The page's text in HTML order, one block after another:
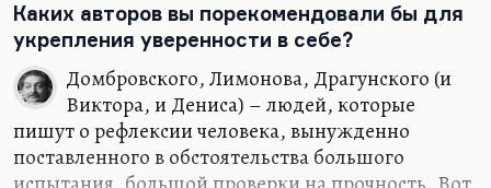
Каких авторов вы порекомендовали бы для
укрепления уверенности в себе?
Домбровского, Лимонова, Драгунского (и
Виктора, и Дениса) – людей, которые
пишут о рефлексии человека, вынужденно
поставленного в обстоятельства большого